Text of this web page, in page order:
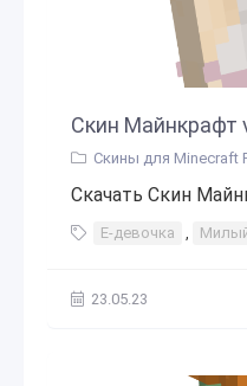
Скин Майнкрафт
Скины для Minecraft
Скачать Скин
Е-девочка ,
23.05.23